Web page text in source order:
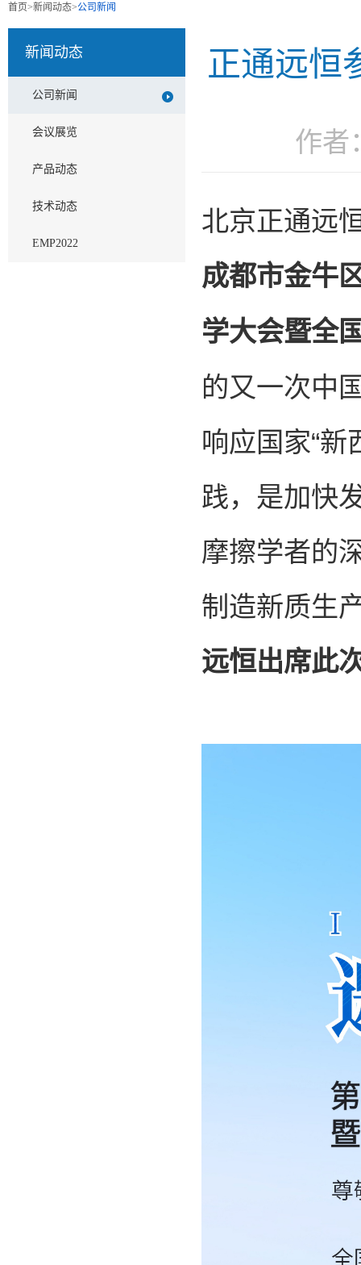
首页>新闻动态>公司新闻
新闻动态
公司新闻
会议展览
产品动态
技术动态
EMP2022
正通远恒
作者
北京正通远
成都市金牛
学大会暨全
的又一次中
响应国家“新
践，是加快
摩擦学者的
制造新质生
远恒出席此